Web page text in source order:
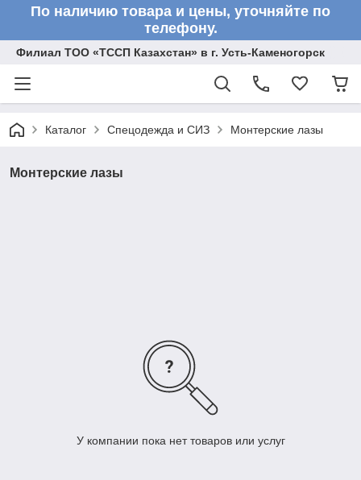
По наличию товара и цены, уточняйте по
телефону.
Филиал ТОО «ТССП Казахстан» в г. Усть-Каменогорск
Каталог Спецодежда и СИЗ Монтерские лазы
Монтерские лазы
У компании пока нет товаров или услуг